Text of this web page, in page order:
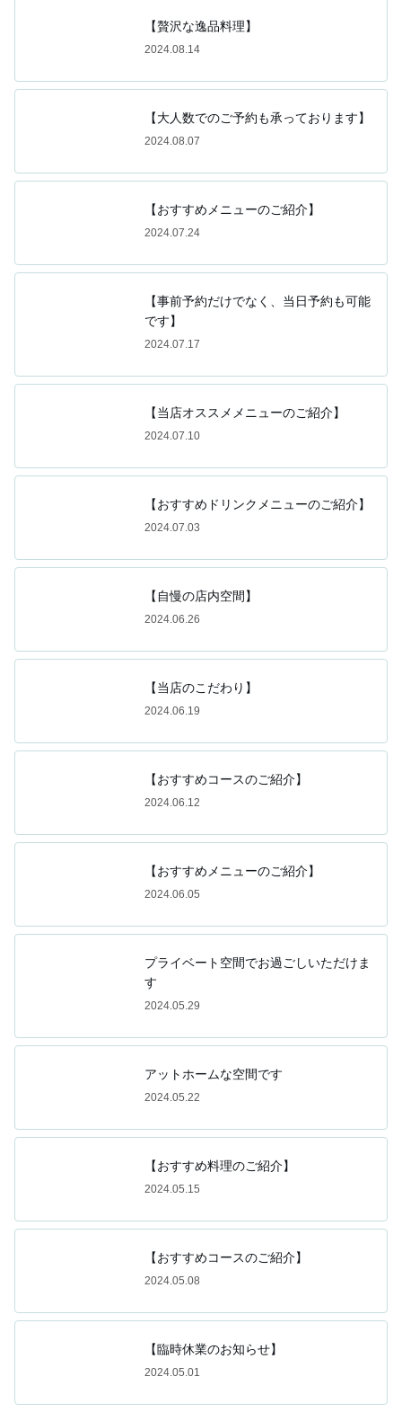
【贅沢な逸品料理】
2024.08.14
【大人数でのご予約も承っております】
2024.08.07
【おすすめメニューのご紹介】
2024.07.24
【事前予約だけでなく、当日予約も可能
です】
2024.07.17
【当店オススメメニューのご紹介】
2024.07.10
【おすすめドリンクメニューのご紹介】
2024.07.03
【自慢の店内空間】
2024.06.26
【当店のこだわり】
2024.06.19
【おすすめコースのご紹介】
2024.06.12
【おすすめメニューのご紹介】
2024.06.05
プライベート空間でお過ごしいただけま
す
2024.05.29
アットホームな空間です
2024.05.22
【おすすめ料理のご紹介】
2024.05.15
【おすすめコースのご紹介】
2024.05.08
【臨時休業のお知らせ】
2024.05.01